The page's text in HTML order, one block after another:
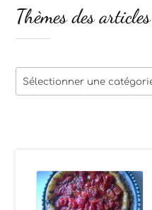
Thèmes des articles
Thèmes
des